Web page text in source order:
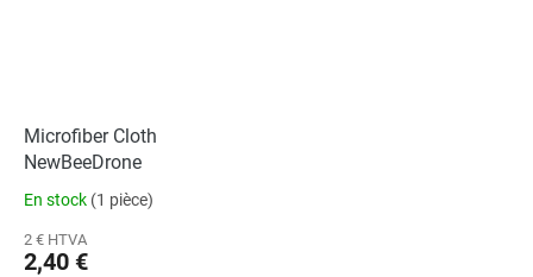
Microfiber Cloth
NewBeeDrone
En stock (1 pièce)
2 € HTVA
2,40 €